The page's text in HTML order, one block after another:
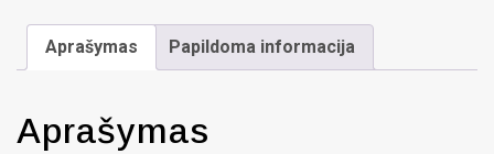
Aprašymas Papildoma informacija
Aprašymas